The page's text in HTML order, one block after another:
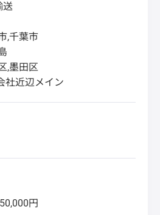
送
,千葉市
,墨田区
社近辺メイン
円